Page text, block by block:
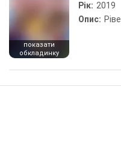
показати
обкладинку
Рік: 2019
Опис: